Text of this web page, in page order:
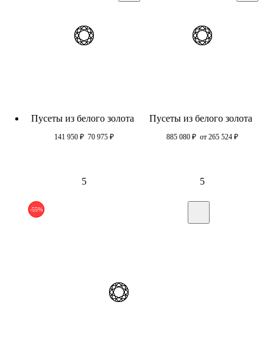
Пусеты из белого золота
141 950 ₽ 70 975 ₽
5
Пусеты из белого золота
885 080 ₽ от 265 524 ₽
5
-55%